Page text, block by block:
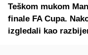
Teškom mukom
finale FA Cupa.
izgledali kao